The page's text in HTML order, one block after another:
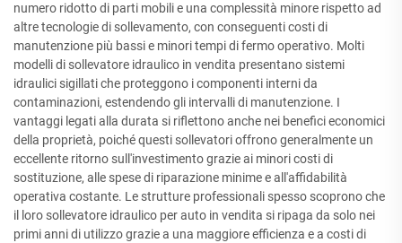
numero ridotto di parti mobili e una complessità minore rispetto ad
altre tecnologie di sollevamento, con conseguenti costi di
manutenzione più bassi e minori tempi di fermo operativo. Molti
modelli di sollevatore idraulico in vendita presentano sistemi
idraulici sigillati che proteggono i componenti interni da
contaminazioni, estendendo gli intervalli di manutenzione. I
vantaggi legati alla durata si riflettono anche nei benefici economici
della proprietà, poiché questi sollevatori offrono generalmente un
eccellente ritorno sull'investimento grazie ai minori costi di
sostituzione, alle spese di riparazione minime e all'affidabilità
operativa costante. Le strutture professionali spesso scoprono che
il loro sollevatore idraulico per auto in vendita si ripaga da solo nei
primi anni di utilizzo grazie a una maggiore efficienza e a costi di